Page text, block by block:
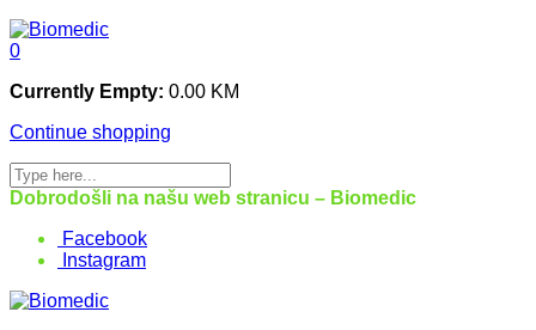
0
Currently Empty: 0.00 KM
Continue shopping
Dobrodošli na našu web stranicu – Biomedic
Facebook
Instagram